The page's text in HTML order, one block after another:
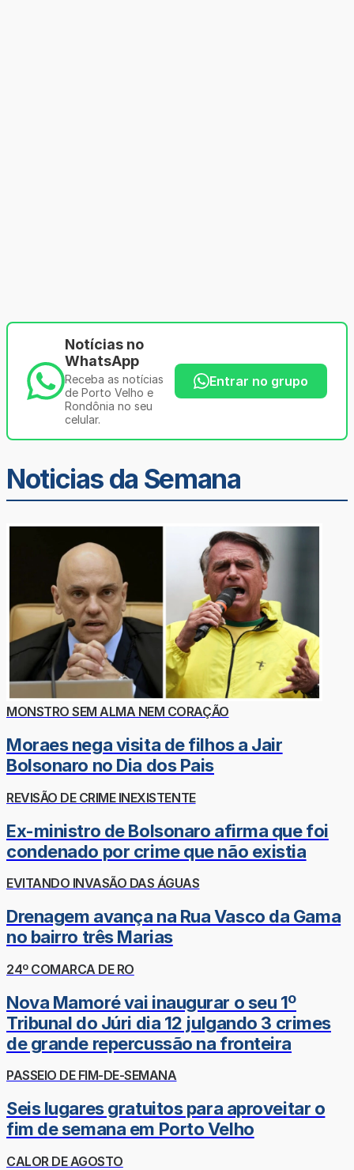
Notícias no
WhatsApp
Receba as notícias
de Porto Velho e
Rondônia no seu
celular.
Entrar no grupo
Noticias da Semana
MONSTRO SEM ALMA NEM CORAÇÃO
Moraes nega visita de filhos a Jair
Bolsonaro no Dia dos Pais
REVISÃO DE CRIME INEXISTENTE
Ex-ministro de Bolsonaro afirma que foi
condenado por crime que não existia
EVITANDO INVASÃO DAS ÁGUAS
Drenagem avança na Rua Vasco da Gama
no bairro três Marias
24º COMARCA DE RO
Nova Mamoré vai inaugurar o seu 1º
Tribunal do Júri dia 12 julgando 3 crimes
de grande repercussão na fronteira
PASSEIO DE FIM-DE-SEMANA
Seis lugares gratuitos para aproveitar o
fim de semana em Porto Velho
CALOR DE AGOSTO